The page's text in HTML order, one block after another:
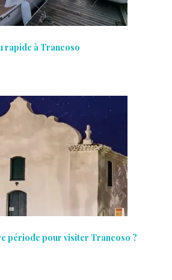
rapide à Trancoso
période pour visiter Trancoso ?